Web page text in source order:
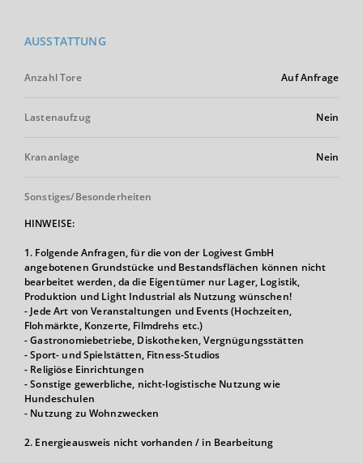
AUSSTATTUNG
Anzahl Tore Auf Anfrage
Lastenaufzug Nein
Krananlage Nein
Sonstiges/Besonderheiten
HINWEISE:
1. Folgende Anfragen, für die von der Logivest GmbH
angebotenen Grundstücke und Bestandsflächen können nicht
bearbeitet werden, da die Eigentümer nur Lager, Logistik,
Produktion und Light Industrial als Nutzung wünschen!
- Jede Art von Veranstaltungen und Events (Hochzeiten,
Flohmärkte, Konzerte, Filmdrehs etc.)
- Gastronomiebetriebe, Diskotheken, Vergnügungsstätten
- Sport- und Spielstätten, Fitness-Studios
- Religiöse Einrichtungen
- Sonstige gewerbliche, nicht-logistische Nutzung wie
Hundeschulen
- Nutzung zu Wohnzwecken
2. Energieausweis nicht vorhanden / in Bearbeitung